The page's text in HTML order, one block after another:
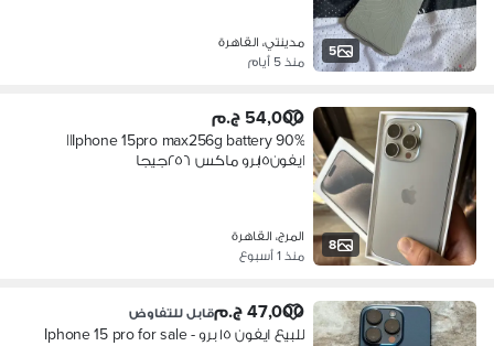
5
مدينتي، القاهرة
منذ 5 أيام
8
54,000 ج.م
Iphone 15pro max256g battery 90%||
ايفون١٥برو ماكس ٢٥٦جيجا
المرج، القاهرة
منذ 1 أسبوع
47,000 ج.م قابل للتفاوض
للبيع ايفون ١٥ برو - Iphone 15 pro for sale